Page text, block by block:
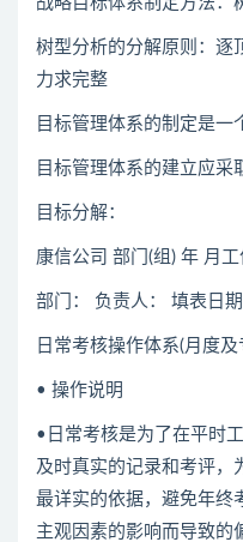
树型分析的分解原则：逐
力求完整
目标管理体系的制定是一
目标管理体系的建立应采
目标分解：
康信公司 部门(组) 年 月
部门： 负责人： 填表日期
日常考核操作体系(月度
• 操作说明
•日常考核是为了在平时
及时真实的记录和考评，
最详实的依据，避免年终
主观因素的影响而导致的